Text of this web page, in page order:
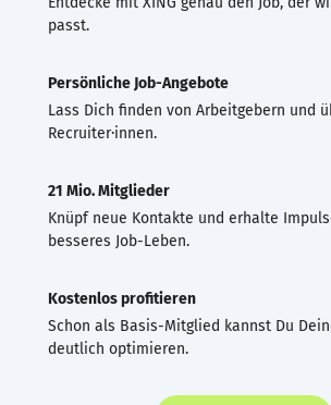
passt.
Persönliche Job-Angebote
Lass Dich finden von Arbeitgebern und
Recruiter·innen.
21 Mio. Mitglieder
Knüpf neue Kontakte und erhalte
besseres Job-Leben.
Kostenlos profitieren
Schon als Basis-Mitglied kannst Du
deutlich optimieren.